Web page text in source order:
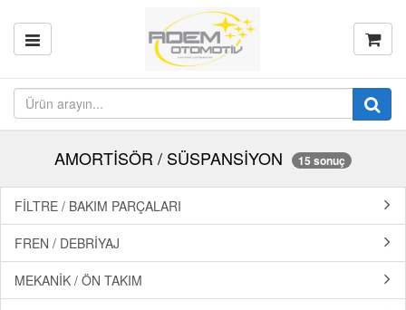
AMORTİSÖR / SÜSPANSİYON 15 sonuç
FİLTRE / BAKIM PARÇALARI
FREN / DEBRİYAJ
MEKANİK / ÖN TAKIM